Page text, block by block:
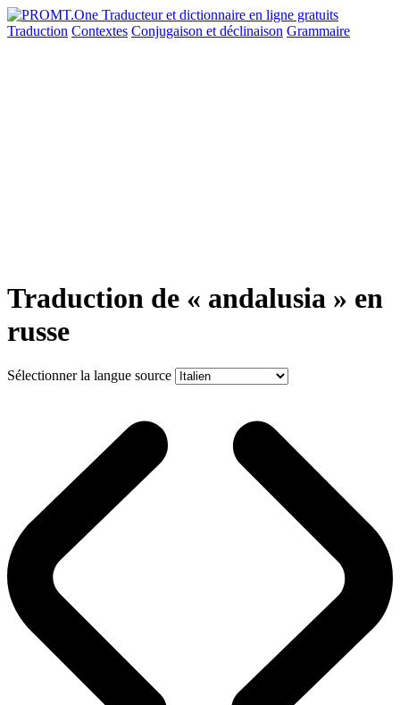
Traduction Contextes Conjugaison et déclinaison Grammaire
Traduction de « andalusia » en
russe
Sélectionner la langue source